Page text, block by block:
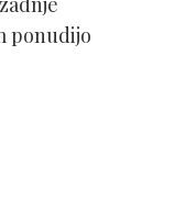
ponudijo